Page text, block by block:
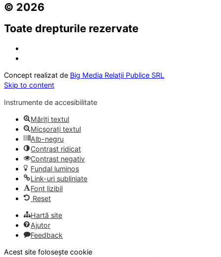
© 2026
Toate drepturile rezervate
Concept realizat de Big Media Relații Publice SRL
Skip to content
Instrumente de accesibilitate
Măriți textul
Micșorați textul
Alb-negru
Contrast ridicat
Contrast negativ
Fundal luminos
Link-uri subliniate
Font lizibil
Reset
Hartă site
Ajutor
Feedback
Acest site folosește cookie